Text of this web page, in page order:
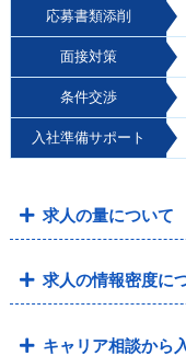
応募書類添削
面接対策
条件交渉
入社準備サポート
求人の量について
求人の情報密度に
キャリア相談から